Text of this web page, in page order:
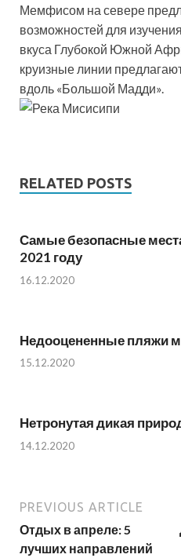
Мемфисом на севере
возможностей для
вкуса Глубокой Южной
круизные линии
вдоль «Большой Мадди».
RELATED POSTS
Самые безопасные
2021 году
16.12.2020
Недооцененные пляжи
15.12.2020
Нетронутая дикая
14.12.2020
PREVIOUS ARTICLE
Отдых в апреле: 5
лучших направлений